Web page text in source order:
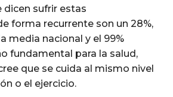
dicen sufrir estas
forma recurrente son un 28%,
media nacional y el 99%
fundamental para la salud,
que se cuida al mismo nivel
o el ejercicio.